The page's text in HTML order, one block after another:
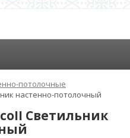
потолочные
настенно-потолочный
Светильник